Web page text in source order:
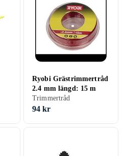
Ryobi Grästrimmertråd
2.4 mm längd: 15 m
Trimmertråd
94 kr